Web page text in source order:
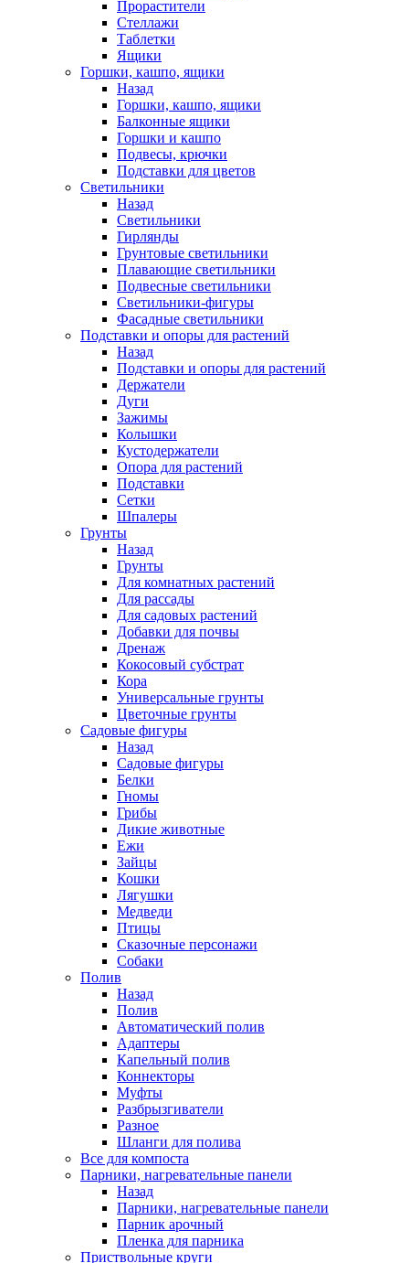
Прорастители
Стеллажи
Таблетки
Ящики
Горшки, кашпо, ящики
Назад
Горшки, кашпо, ящики
Балконные ящики
Горшки и кашпо
Подвесы, крючки
Подставки для цветов
Светильники
Назад
Светильники
Гирлянды
Грунтовые светильники
Плавающие светильники
Подвесные светильники
Светильники-фигуры
Фасадные светильники
Подставки и опоры для растений
Назад
Подставки и опоры для растений
Держатели
Дуги
Зажимы
Колышки
Кустодержатели
Опора для растений
Подставки
Сетки
Шпалеры
Грунты
Назад
Грунты
Для комнатных растений
Для рассады
Для садовых растений
Добавки для почвы
Дренаж
Кокосовый субстрат
Кора
Универсальные грунты
Цветочные грунты
Садовые фигуры
Назад
Садовые фигуры
Белки
Гномы
Грибы
Дикие животные
Ежи
Зайцы
Кошки
Лягушки
Медведи
Птицы
Сказочные персонажи
Собаки
Полив
Назад
Полив
Автоматический полив
Адаптеры
Капельный полив
Коннекторы
Муфты
Разбрызгиватели
Разное
Шланги для полива
Все для компоста
Парники, нагревательные панели
Назад
Парники, нагревательные панели
Парник арочный
Пленка для парника
Приствольные круги